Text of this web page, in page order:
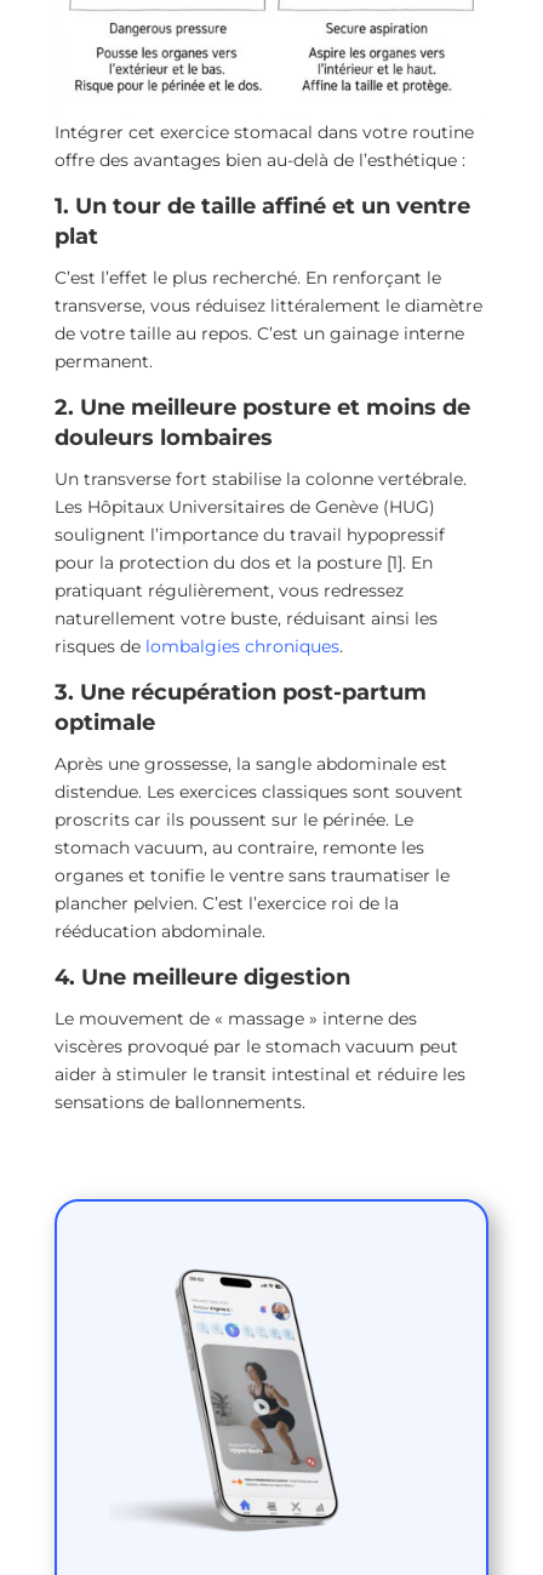
Intégrer cet exercice stomacal dans votre routine
offre des avantages bien au-delà de l’esthétique :
1. Un tour de taille affiné et un ventre
plat
C’est l’effet le plus recherché. En renforçant le
transverse, vous réduisez littéralement le diamètre
de votre taille au repos. C’est un gainage interne
permanent.
2. Une meilleure posture et moins de
douleurs lombaires
Un transverse fort stabilise la colonne vertébrale.
Les Hôpitaux Universitaires de Genève (HUG)
soulignent l’importance du travail hypopressif
pour la protection du dos et la posture [1]. En
pratiquant régulièrement, vous redressez
naturellement votre buste, réduisant ainsi les
risques de lombalgies chroniques.
3. Une récupération post-partum
optimale
Après une grossesse, la sangle abdominale est
distendue. Les exercices classiques sont souvent
proscrits car ils poussent sur le périnée. Le
stomach vacuum, au contraire, remonte les
organes et tonifie le ventre sans traumatiser le
plancher pelvien. C’est l’exercice roi de la
rééducation abdominale.
4. Une meilleure digestion
Le mouvement de « massage » interne des
viscères provoqué par le stomach vacuum peut
aider à stimuler le transit intestinal et réduire les
sensations de ballonnements.